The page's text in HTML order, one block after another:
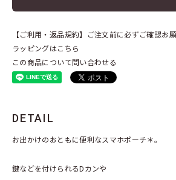
【ご利用・返品規約】ご注文前に必ずご確認お
ラッピングはこちら
この商品について問い合わせる
DETAIL
お出かけのおともに便利なスマホポーチ＊。
鍵などを付けられるDカンや